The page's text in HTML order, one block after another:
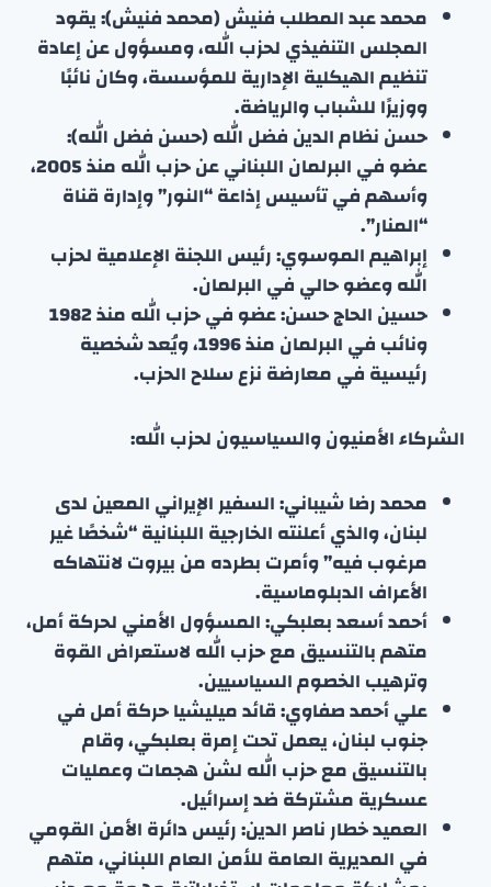
محمد عبد المطلب فنيش (محمد فنيش): يقود
المجلس التنفيذي لحزب الله، ومسؤول عن إعادة
تنظيم الهيكلية الإدارية للمؤسسة، وكان نائبًا
ووزيرًا للشباب والرياضة.
حسن نظام الدين فضل الله (حسن فضل الله):
عضو في البرلمان اللبناني عن حزب الله منذ 2005،
وأسهم في تأسيس إذاعة “النور” وإدارة قناة
“المنار”.
إبراهيم الموسوي: رئيس اللجنة الإعلامية لحزب
الله وعضو حالي في البرلمان.
حسين الحاج حسن: عضو في حزب الله منذ 1982
ونائب في البرلمان منذ 1996، ويُعد شخصية
رئيسية في معارضة نزع سلاح الحزب.
الشركاء الأمنيون والسياسيون لحزب الله:
محمد رضا شيباني: السفير الإيراني المعين لدى
لبنان، والذي أعلنته الخارجية اللبنانية “شخصًا غير
مرغوب فيه” وأمرت بطرده من بيروت لانتهاكه
الأعراف الدبلوماسية.
أحمد أسعد بعلبكي: المسؤول الأمني لحركة أمل،
متهم بالتنسيق مع حزب الله لاستعراض القوة
وترهيب الخصوم السياسيين.
علي أحمد صفاوي: قائد ميليشيا حركة أمل في
جنوب لبنان، يعمل تحت إمرة بعلبكي، وقام
بالتنسيق مع حزب الله لشن هجمات وعمليات
عسكرية مشتركة ضد إسرائيل.
العميد خطار ناصر الدين: رئيس دائرة الأمن القومي
في المديرية العامة للأمن العام اللبناني، متهم